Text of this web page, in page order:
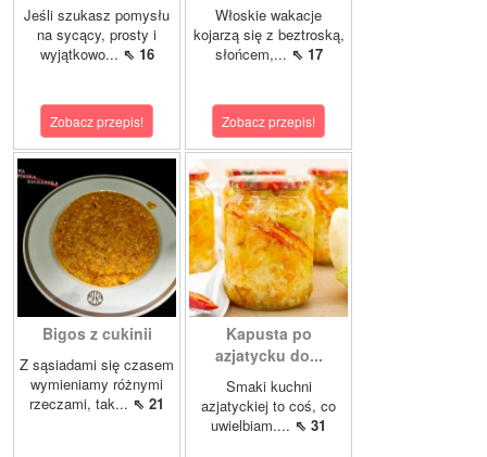
Jeśli szukasz pomysłu
na sycący, prosty i
wyjątkowo... ⇖ 16
Zobacz przepis!
Włoskie wakacje
kojarzą się z beztroską,
słońcem,... ⇖ 17
Zobacz przepis!
Bigos z cukinii
Z sąsiadami się czasem
wymieniamy różnymi
rzeczami, tak... ⇖ 21
Kapusta po
azjatycku do...
Smaki kuchni
azjatyckiej to coś, co
uwielbiam.... ⇖ 31